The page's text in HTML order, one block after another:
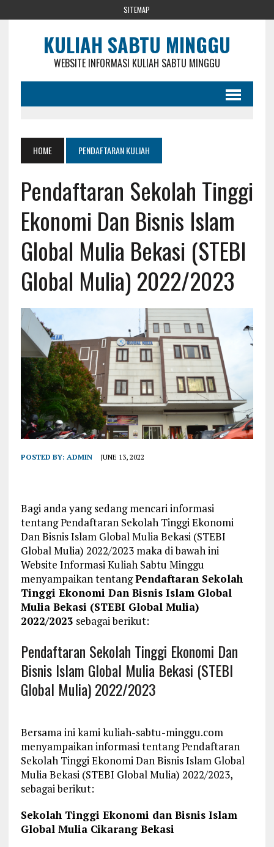
SITEMAP
KULIAH SABTU MINGGU
WEBSITE INFORMASI KULIAH SABTU MINGGU
HOME PENDAFTARAN KULIAH
Pendaftaran Sekolah Tinggi
Ekonomi Dan Bisnis Islam
Global Mulia Bekasi (STEBI
Global Mulia) 2022/2023
POSTED BY: ADMIN JUNE 13, 2022
Bagi anda yang sedang mencari informasi
tentang Pendaftaran Sekolah Tinggi Ekonomi
Dan Bisnis Islam Global Mulia Bekasi (STEBI
Global Mulia) 2022/2023 maka di bawah ini
Website Informasi Kuliah Sabtu Minggu
menyampaikan tentangPendaftaran Sekolah
Tinggi Ekonomi Dan Bisnis Islam Global
Mulia Bekasi (STEBI Global Mulia)
2022/2023 sebagai berikut:
Pendaftaran Sekolah Tinggi Ekonomi Dan
Bisnis Islam Global Mulia Bekasi (STEBI
Global Mulia) 2022/2023
Bersama ini kami kuliah-sabtu-minggu.com
menyampaikan informasi tentang Pendaftaran
Sekolah Tinggi Ekonomi Dan Bisnis Islam Global
Mulia Bekasi (STEBI Global Mulia) 2022/2023,
sebagai berikut:
Sekolah Tinggi Ekonomi dan Bisnis Islam
Global Mulia Cikarang Bekasi